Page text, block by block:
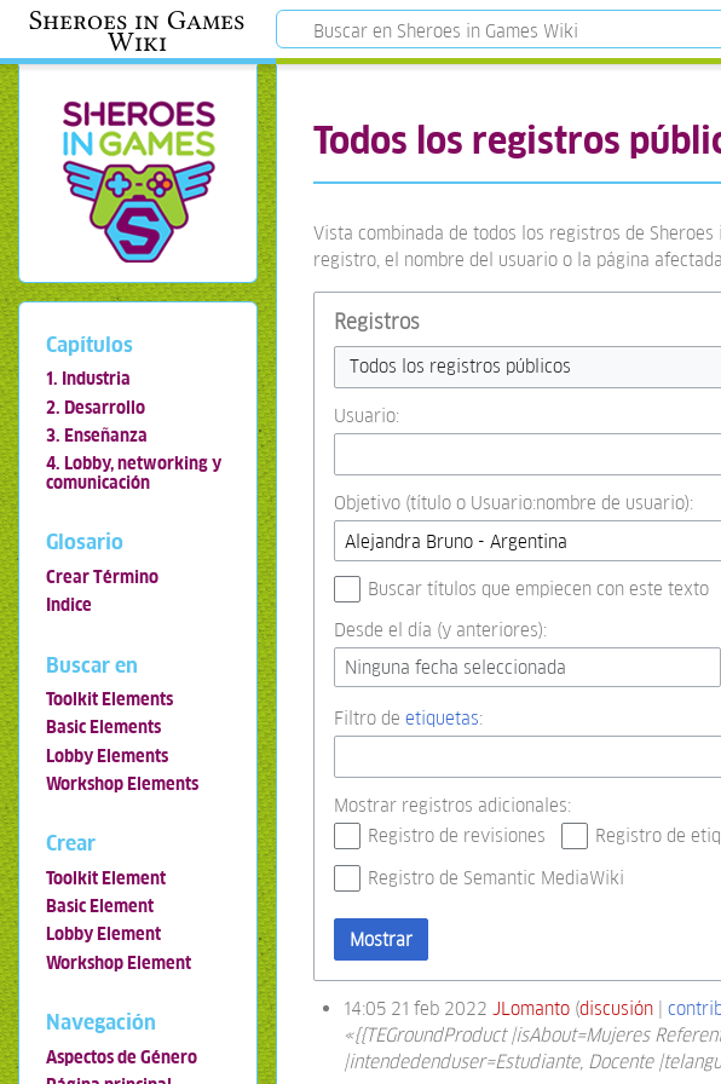
Sheroes in Games
Wiki
Todos los registros
Vista combinada de todos los registros de
registro, el nombre del usuario o la página
Registros
Todos los registros públicos
Usuario:
Objetivo (título o Usuario:nombre de usuario):
Buscar títulos que empiecen con este texto
Desde el día (y anteriores):
Ninguna fecha seleccionada
Filtro deetiquetas:
Mostrar registros adicionales:
Registro de revisiones
Registro de
Registro de Semantic MediaWiki
Mostrar
14:05 21 feb 2022 JLomanto discusión
«{{TEGroundProduct |isAbout=Mujeres
|intendedenduser=Estudiante, Docente
Capítulos
1. Industria
2. Desarrollo
3. Enseñanza
4. Lobby, networking y
comunicación
Glosario
Crear Término
Indice
Buscar en
Toolkit Elements
Basic Elements
Lobby Elements
Workshop Elements
Crear
Toolkit Element
Basic Element
Lobby Element
Workshop Element
Navegación
Aspectos de Género